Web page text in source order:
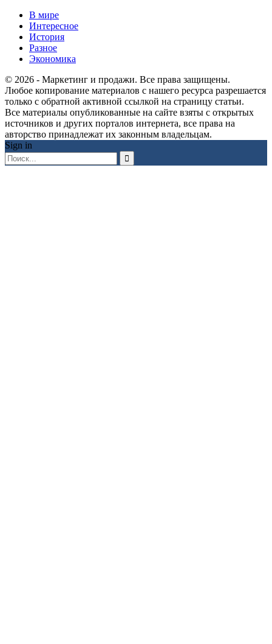
В мире
Интересное
История
Разное
Экономика
© 2026 - Маркетинг и продажи. Все права защищены.
Любое копирование материалов с нашего ресурса разрешается
только с обратной активной ссылкой на страницу статьи.
Все материалы опубликованные на сайте взяты с открытых
источников и других порталов интернета, все права на
авторство принадлежат их законным владельцам.
Sign in